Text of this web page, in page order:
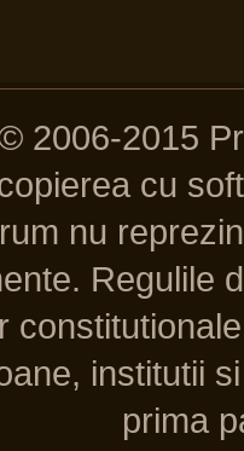
2006-2015
cu
nu
Regulile
institutii
prima